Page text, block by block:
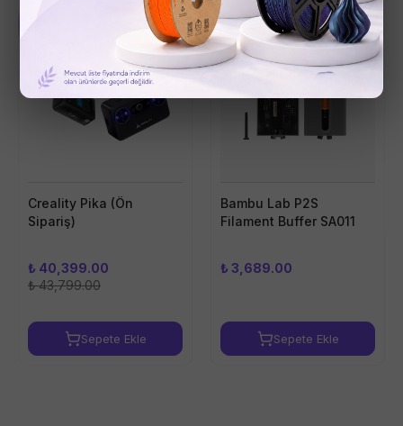
Creality Pika (Ön
Sipariş)
₺ 40,399.00
₺ 43,799.00
Sepete Ekle
Bambu Lab P2S
Filament Buffer SA011
₺ 3,689.00
Sepete Ekle